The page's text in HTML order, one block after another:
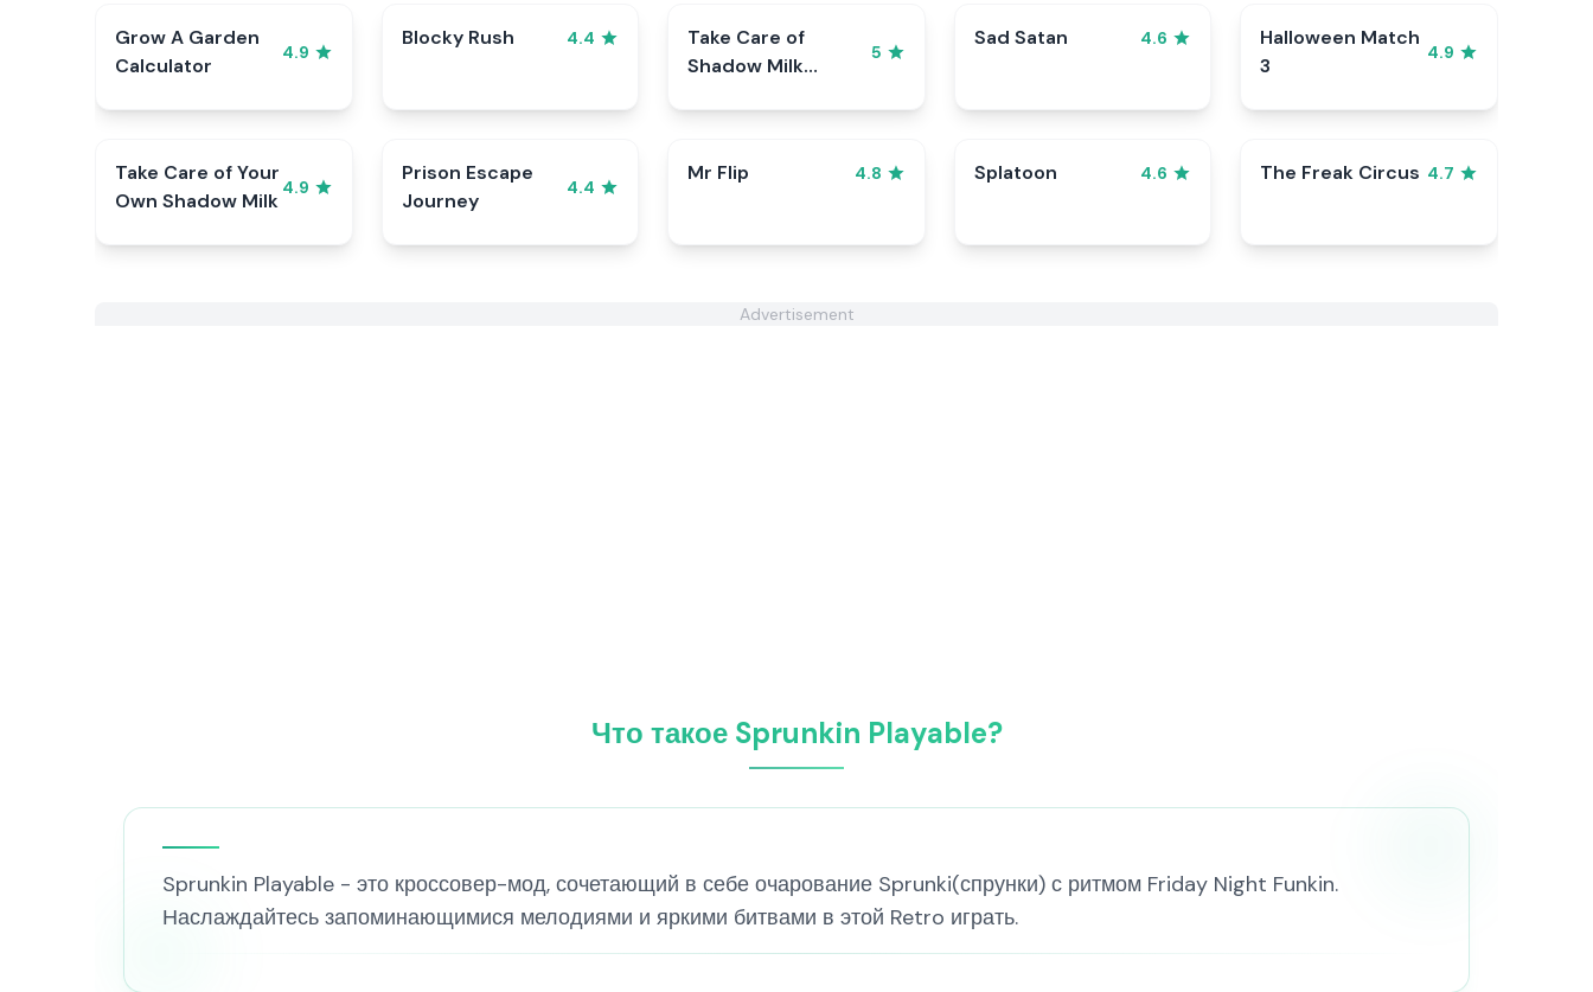
Grow A Garden
Calculator
4.9
Blocky Rush 4.4
Take Care of
Shadow Milk
5
Sad Satan 4.6
Halloween Match
3
4.9
Take Care of Your
Own Shadow Milk
4.9
Prison Escape
Journey
4.4
Mr Flip 4.8 Splatoon 4.6 The Freak Circus 4.7
Advertisement
Что такое Sprunkin Playable?
Sprunkin Playable - это кроссовер-мод, сочетающий в себе очарование Sprunki(спрунки) с ритмом Friday Night Funkin.
Наслаждайтесь запоминающимися мелодиями и яркими битвами в этой Retro играть.